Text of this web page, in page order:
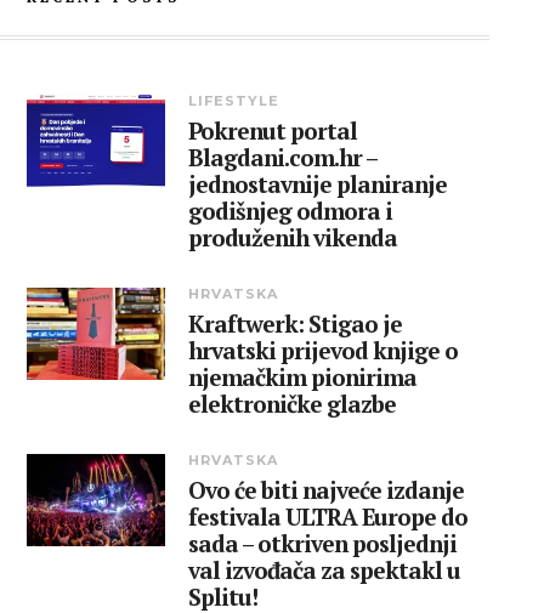
LIFESTYLE
Pokrenut portal
Blagdani.com.hr –
jednostavnije planiranje
godišnjeg odmora i
produženih vikenda
HRVATSKA
Kraftwerk: Stigao je
hrvatski prijevod knjige o
njemačkim pionirima
elektroničke glazbe
HRVATSKA
Ovo će biti najveće izdanje
festivala ULTRA Europe do
sada – otkriven posljednji
val izvođača za spektakl u
Splitu!